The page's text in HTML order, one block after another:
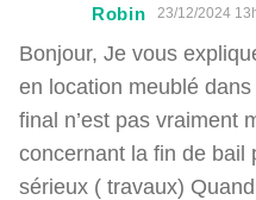
Robin 23/12/2024
Bonjour, Je vous
en location meublé
final n’est pas vraiment
concernant la fin de bail
sérieux ( travaux)